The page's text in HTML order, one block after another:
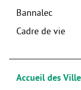
Bannalec
Cadre de vie
Accueil des